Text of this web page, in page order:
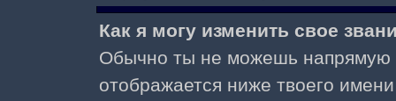
Как я могу изменить свое
Обычно ты не можешь напрямую
отображается ниже твоего